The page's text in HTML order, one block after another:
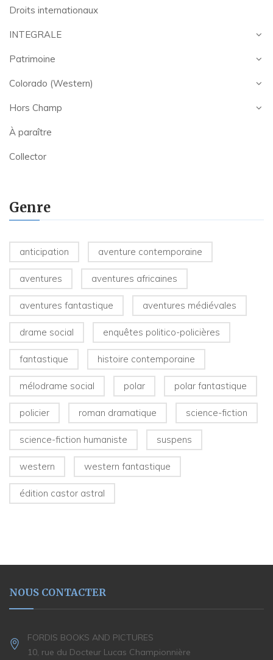
Droits internationaux
INTEGRALE
Patrimoine
Colorado (Western)
Hors Champ
À paraître
Collector
Genre
anticipation aventure contemporaine
aventures aventures africaines
aventures fantastique aventures médiévales
drame social enquêtes politico-policières
fantastique histoire contemporaine
mélodrame social polar polar fantastique
policier roman dramatique science-fiction
science-fiction humaniste suspens
western western fantastique
édition castor astral
NOUS CONTACTER
FORDIS BOOKS AND PICTURES
10, rue du Docteur Lucas Championnière